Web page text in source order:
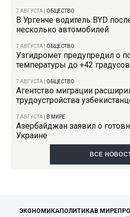
7 АВГУСТА ОБЩЕСТВО
В Ургенче водитель BYD
несколько автомобилей
7 АВГУСТА ОБЩЕСТВО
Узгидромет предупредил о
температуры до +42
7 АВГУСТА ОБЩЕСТВО
Агентство миграции
трудоустройства
7 АВГУСТА В МИРЕ
Азербайджан заявил о
Украине
ВСЕ
ЭКОНОМИКАПОЛИТИКАВ МИРЕ